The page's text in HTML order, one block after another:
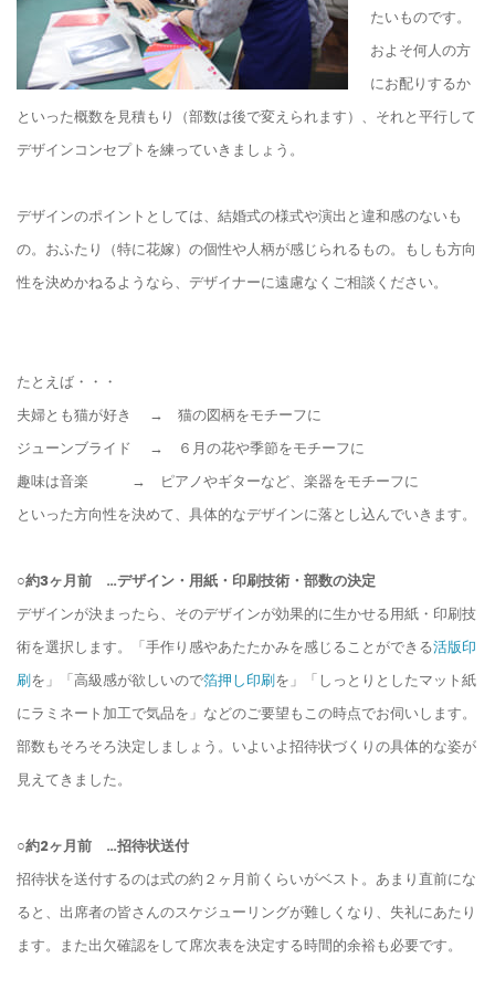
たいものです。
およそ何人の方
にお配りするか
といった概数を見積もり（部数は後で変えられます）、それと平行して
デザインコンセプトを練っていきましょう。
デザインのポイントとしては、結婚式の様式や演出と違和感のないも
の。おふたり（特に花嫁）の個性や人柄が感じられるもの。もしも方向
性を決めかねるようなら、デザイナーに遠慮なくご相談ください。
たとえば・・・
夫婦とも猫が好き → 猫の図柄をモチーフに
ジューンブライド → ６月の花や季節をモチーフに
趣味は音楽 → ピアノやギターなど、楽器をモチーフに
といった方向性を決めて、具体的なデザインに落とし込んでいきます。
○約3ヶ月前 …デザイン・用紙・印刷技術・部数の決定
デザインが決まったら、そのデザインが効果的に生かせる用紙・印刷技
術を選択します。「手作り感やあたたかみを感じることができる活版印
刷を」「高級感が欲しいので箔押し印刷を」「しっとりとしたマット紙
にラミネート加工で気品を」などのご要望もこの時点でお伺いします。
部数もそろそろ決定しましょう。いよいよ招待状づくりの具体的な姿が
見えてきました。
○約2ヶ月前 …招待状送付
招待状を送付するのは式の約２ヶ月前くらいがベスト。あまり直前にな
ると、出席者の皆さんのスケジューリングが難しくなり、失礼にあたり
ます。また出欠確認をして席次表を決定する時間的余裕も必要です。